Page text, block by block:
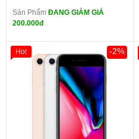
Sản Phẩm ĐANG GIẢM GIÁ
200.000đ
-2%
Hot